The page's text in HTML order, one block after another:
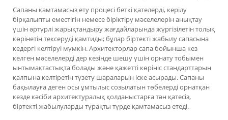
Сапаны қамтамасыз ету процесі беткі қателерді, керілу
бірқалыпты еместігін немесе біріктіру мәселелерін анықтау
үшін әртүрлі жарықтандыру жағдайларында жүргізілетін толық
көрінетін тексеруді қамтиды; бұлар біртекті жабылу сапасына
кедергі келтіруі мүмкін. Архитекторлар сапа бойынша кез
келген мәселелерді дер кезінде шешу үшін орнату тобымен
ынтымақтастықта болады және қажетті көрініс стандарттарын
қалпына келтіретін түзету шараларын іске асырады. Сапаны
бақылауға деген осы ұмтылыс созылатын төбелерді орнатқан
кезде кәсіби архитектуралық қолданыстарға тән қатесіз,
біртекті жабылуларды тұрақты түрде қамтамасыз етеді.